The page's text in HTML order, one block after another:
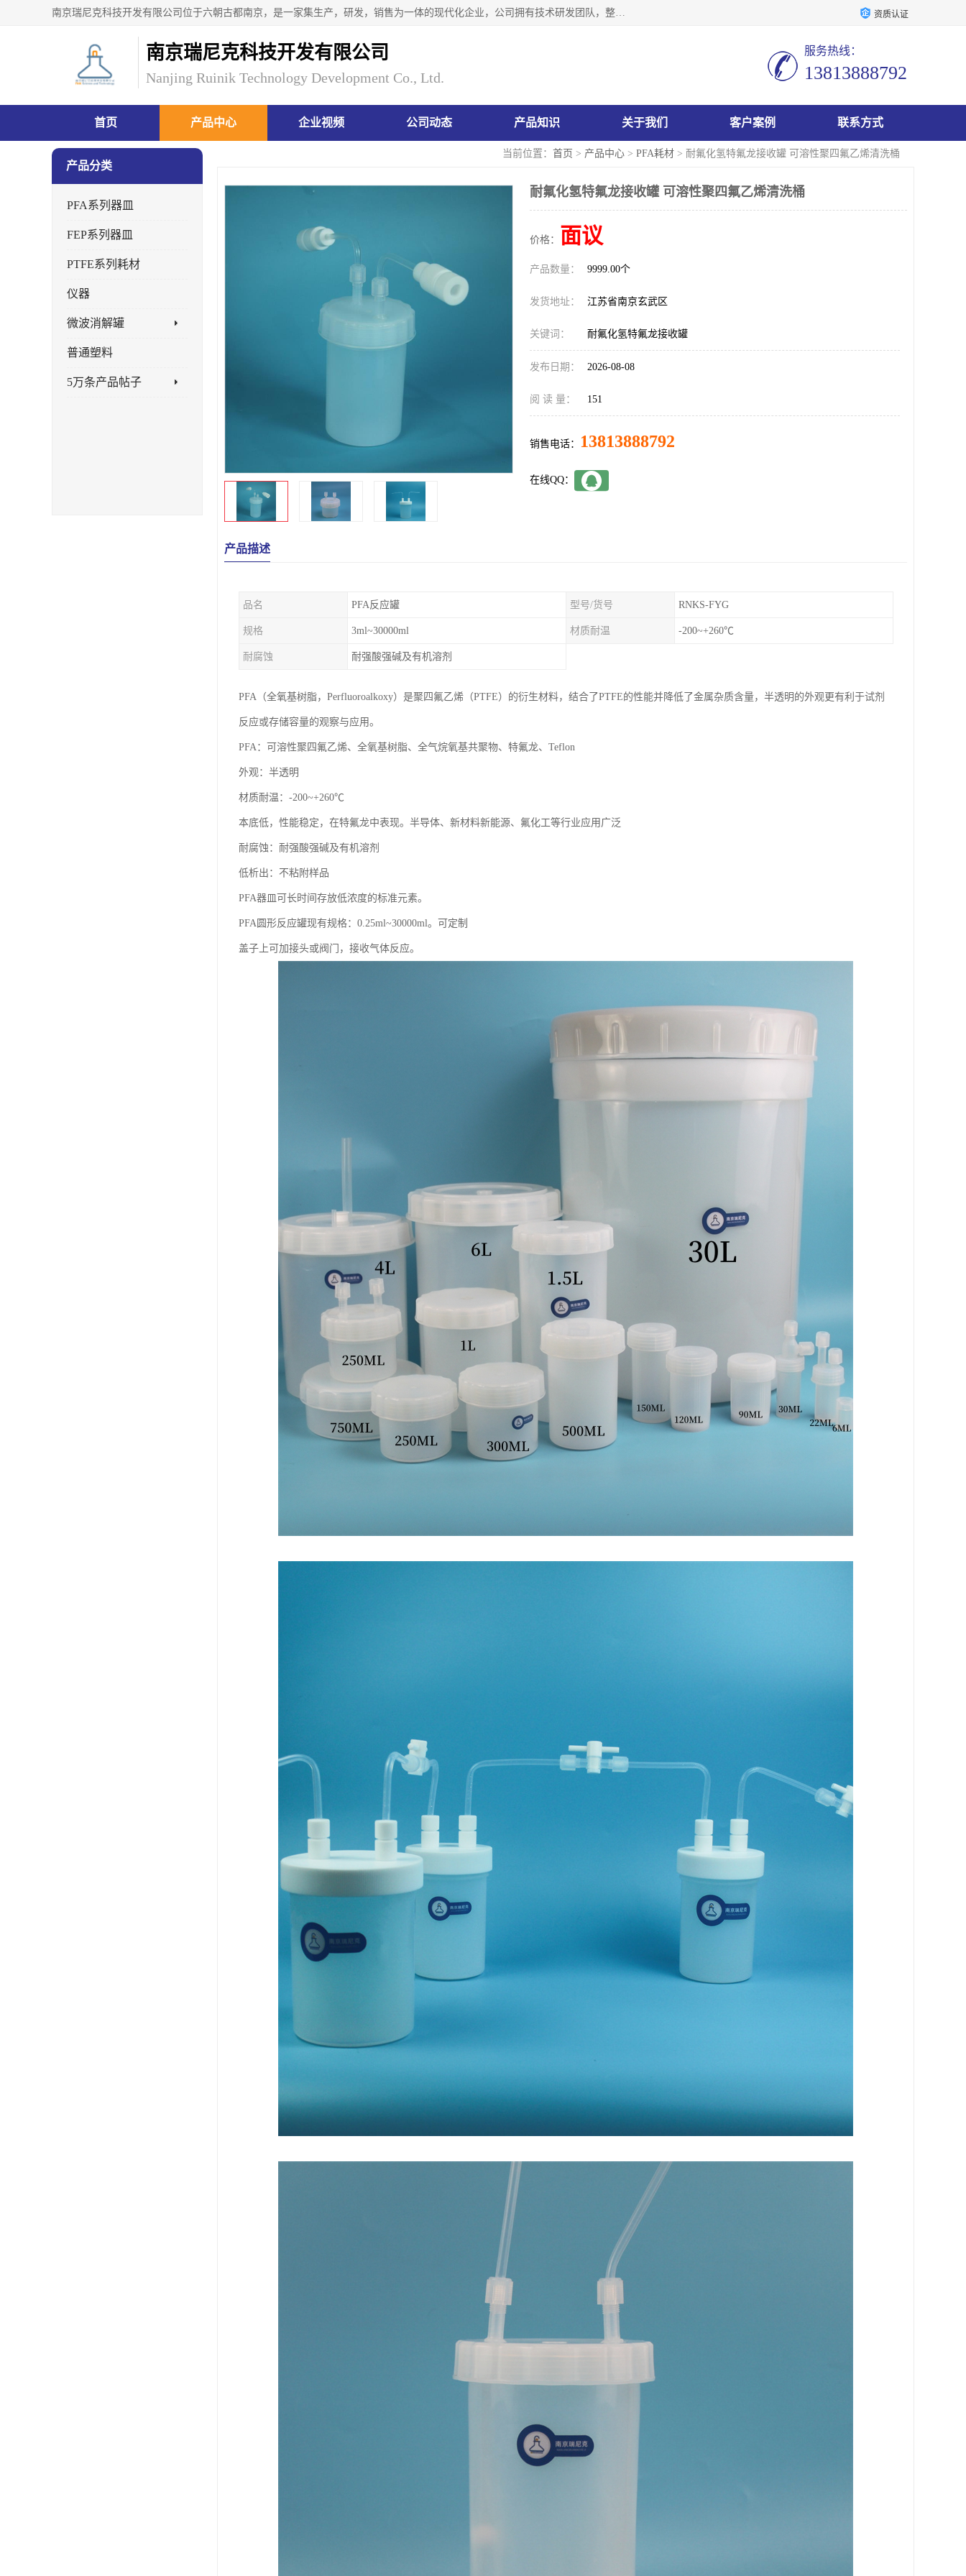
南京瑞尼克科技开发有限公司位于六朝古都南京，是一家集生产，研发，销售为一体的现代化企业，公司拥有技术研发团队，整洁明亮的厂房及的技术仪器设备，技术力量雄厚。公司长久以来一直坚持以生产研发国内完mei的痕量分析器皿为目标，客户满意的实验需求是我们永远的追求。长久以来与客户建立了良好的合作关系，在同行业中建立了自己的信誉与品牌。公司将一如既往的奋进不息，为客户带来为舒心的服务！ 资质认证
南京瑞尼克科技开发有限公司
Nanjing Ruinik Technology Development Co., Ltd.
服务热线：
13813888792
首页 产品中心 企业视频 公司动态 产品知识 关于我们 客户案例 联系方式
当前位置： 首页 > 产品中心 > PFA耗材 > 耐氟化氢特氟龙接收罐 可溶性聚四氟乙烯清洗桶
产品分类
PFA系列器皿
FEP系列器皿
PTFE系列耗材
仪器
微波消解罐
普通塑料
5万条产品帖子
耐氟化氢特氟龙接收罐 可溶性聚四氟乙烯清洗桶
价格： 面议
产品数量： 9999.00个
发货地址： 江苏省南京玄武区
关键词： 耐氟化氢特氟龙接收罐
发布日期： 2026-08-08
阅 读 量： 151
销售电话： 13813888792
在线QQ：
产品描述
品名 PFA反应罐 型号/货号 RNKS-FYG
规格 3ml~30000ml 材质耐温 -200~+260℃
耐腐蚀 耐强酸强碱及有机溶剂
PFA（全氧基树脂，Perfluoroalkoxy）是聚四氟乙烯（PTFE）的衍生材料，结合了PTFE的性能并降低了金属杂质含量，半透明的外观更有利于试剂
反应或存储容量的观察与应用。
PFA：可溶性聚四氟乙烯、全氧基树脂、全气烷氧基共聚物、特氟龙、Teflon
外观：半透明
材质耐温：-200~+260℃
本底低，性能稳定，在特氟龙中表现。半导体、新材料新能源、氟化工等行业应用广泛
耐腐蚀：耐强酸强碱及有机溶剂
低析出：不粘附样品
PFA器皿可长时间存放低浓度的标准元素。
PFA圆形反应罐现有规格：0.25ml~30000ml。可定制
盖子上可加接头或阀门，接收气体反应。